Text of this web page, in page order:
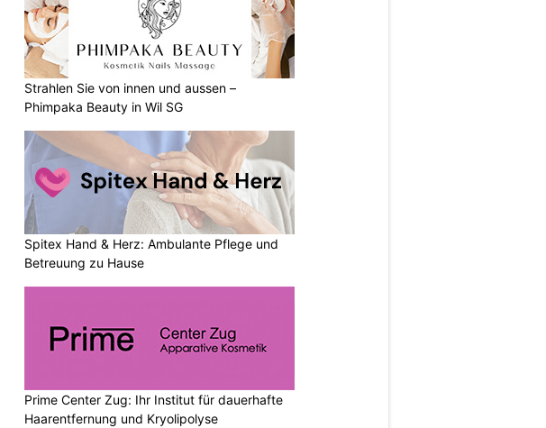
Strahlen Sie von innen und aussen –
Phimpaka Beauty in Wil SG
Spitex Hand & Herz: Ambulante Pflege und
Betreuung zu Hause
Prime Center Zug: Ihr Institut für dauerhafte
Haarentfernung und Kryolipolyse